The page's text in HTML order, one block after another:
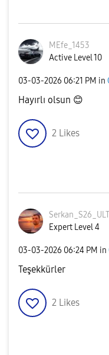
MEfe_1453
Active Level 10
‎03-03-2026 06:21 PM in
Hayırlı olsun 😊
2 Likes
Expert Level 4
‎03-03-2026 06:24 PM in
Teşekkürler
2 Likes